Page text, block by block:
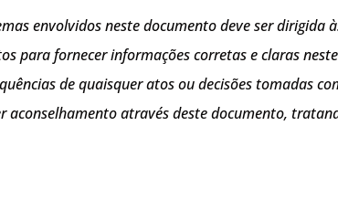
envolvidos neste documento deve ser dirigida
para fornecer informações corretas e claras
de quaisquer atos ou decisões tomadas
aconselhamento através deste documento,